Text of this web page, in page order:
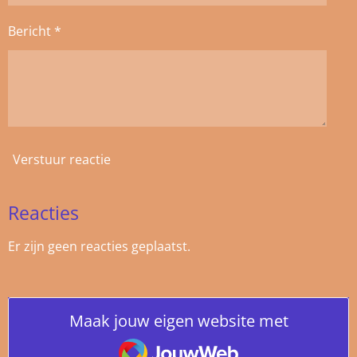
Bericht *
Verstuur reactie
Reacties
Er zijn geen reacties geplaatst.
Maak jouw eigen website met
JouwWeb